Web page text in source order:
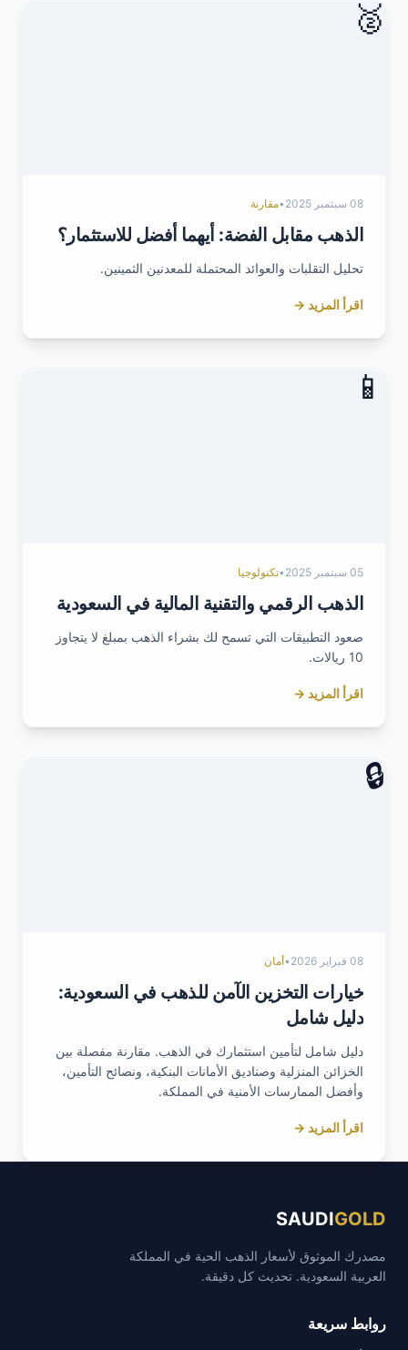
🥈
08 سبتمبر 2025 •مقارنة
الذهب مقابل الفضة: أيهما أفضل للاستثمار؟
تحليل التقلبات والعوائد المحتملة للمعدنين الثمينين.
اقرأ المزيد →
📱
05 سبتمبر 2025 •تكنولوجيا
الذهب الرقمي والتقنية المالية في السعودية
صعود التطبيقات التي تسمح لك بشراء الذهب بمبلغ لا يتجاوز
10 ريالات.
اقرأ المزيد →
🔒
08 فبراير 2026 •أمان
خيارات التخزين الآمن للذهب في السعودية:
دليل شامل
دليل شامل لتأمين استثمارك في الذهب. مقارنة مفصلة بين
الخزائن المنزلية وصناديق الأمانات البنكية، ونصائح التأمين،
وأفضل الممارسات الأمنية في المملكة.
اقرأ المزيد →
SAUDIGOLD
مصدرك الموثوق لأسعار الذهب الحية في المملكة
العربية السعودية. تحديث كل دقيقة.
روابط سريعة